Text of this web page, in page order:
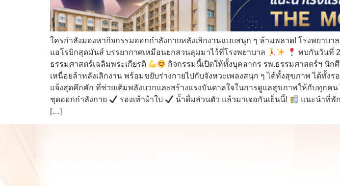
ใครกำลังมองหากิจกรรมออกกำลังกายหลังเลิกงานแบบสนุก ๆ ห้ามพลาด! โรงพยาบ
แอโรบิกสุดมันส์ บรรยากาศเหมือนยกสวนลุมมาไว้ที่โรงพยาบาล
พบกันวันที่
ธรรมศาสตร์เฉลิมพระเกียรติ
กิจกรรมนี้เปิดให้ทั้งบุคลากร รพ.ธรรมศาสตร์ฯ นั
เหนื่อยล้าหลังเลิกงาน พร้อมขยับร่างกายไปกับจังหวะเพลงสนุก ๆ ได้ทั้งสุขภาพ ได้ทั้
แจ้งสุดคึกคัก ที่ช่วยเติมพลังบวกและสร้างแรงบันดาลใจในการดูแลสุขภาพให้กับทุกค
ชุดออกกำลังกาย
รองเท้าผ้าใบ น้ำดื่มส่วนตัว แล้วมาเจอกันเย็นนี้!
แนะนำที่พั
[…]